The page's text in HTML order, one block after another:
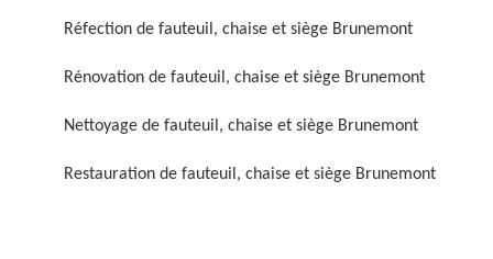
Rénovation de fauteuil,
Nettoyage de fauteuil,
Réfection de fauteuil, chaise et siège Brunemont
Rénovation de fauteuil, chaise et siège Brunemont
Nettoyage de fauteuil, chaise et siège Brunemont
Restauration de fauteuil, chaise et siège Brunemont